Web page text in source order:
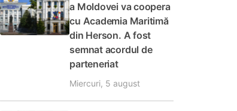
a Moldovei va coopera
cu Academia Maritimă
din Herson. A fost
semnat acordul de
parteneriat
Miercuri, 5 august